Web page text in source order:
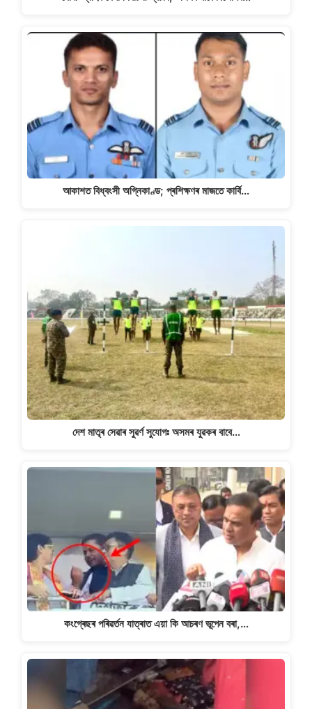
আকাশত বিধ্বংসী অগ্নিকাণ্ড; প্ৰশিক্ষণৰ মাজতে কাৰ্বি…
দেশ মাতৃৰ সেৱাৰ সুৱৰ্ণ সুযোগঃ অসমৰ যুৱকৰ বাবে…
কংগ্ৰেছৰ পৰিৱৰ্তন যাত্ৰাত এয়া কি আচৰণ ভূপেন বৰা,…